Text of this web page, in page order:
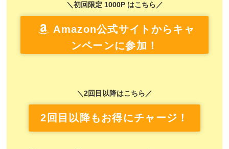
＼初回限定 1000P はこちら／
Amazon公式サイトからキャ
ンペーンに参加！
＼2回目以降はこちら／
2回目以降もお得にチャージ！